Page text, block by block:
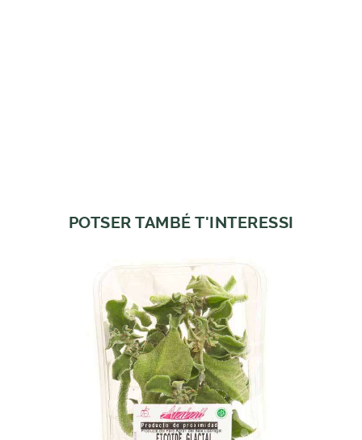
POTSER TAMBÉ T'INTERESSI